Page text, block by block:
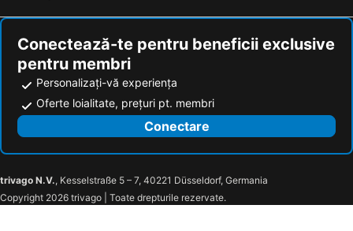
Conectează-te pentru beneficii exclusive
pentru membri
Personalizați-vă experiența
Oferte loialitate, prețuri pt. membri
Conectare
trivago N.V., Kesselstraße 5 – 7, 40221 Düsseldorf, Germania
Copyright 2026 trivago | Toate drepturile rezervate.